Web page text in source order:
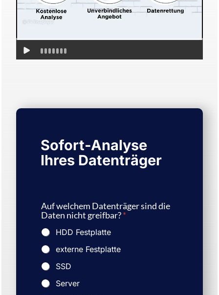
Sofort-Analyse
Ihres Datenträger
Auf welchem Datenträger sind die
Daten nicht greifbar?*
HDD Festplatte
externe Festplatte
SSD
Server